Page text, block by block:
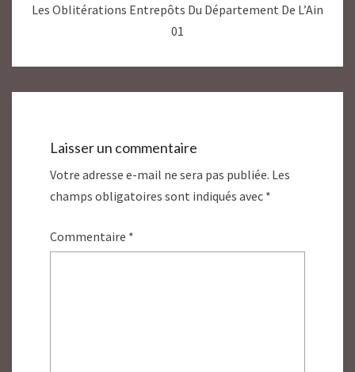
Les Oblitérations Entrepôts Du Département De L’Ain
01
Laisser un commentaire
Votre adresse e-mail ne sera pas publiée. Les
champs obligatoires sont indiqués avec *
Commentaire *